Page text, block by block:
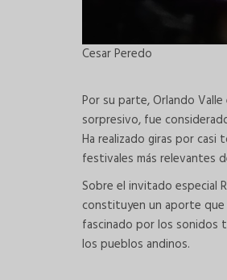
Cesar Peredo
Por su parte, Orlando
sorpresivo, fue
Ha realizado giras por casi
festivales más relevantes
Sobre el invitado especial
constituyen un aporte
fascinado por los sonidos
los pueblos andinos.